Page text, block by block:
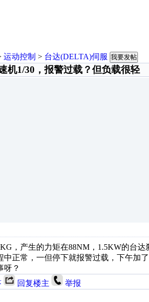
运动控制 > 台达(DELTA)伺服 我要发帖
机1/30，报警过载？但负载很轻
，产生的力矩在88NM，1.5KW的台
正常，一但停下就报警过载，下午加
呀？
回复楼主 举报